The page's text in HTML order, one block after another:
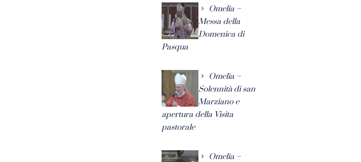
Omelia –
Messa della
Domenica di
Pasqua
Omelia –
Solennità di san
Marziano e
apertura della Visita
pastorale
Omelia –